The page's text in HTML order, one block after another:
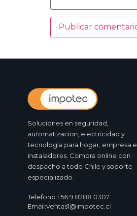
Soluciones en seguridad,
automatizacion, electricidad y
tecnologia para hogar, empresa e
instaladores. Compra online con
despacho a todo Chile y soporte
especializado.
Telefono:+56 9 8288 0307
Email:ventas1@impotec.cl